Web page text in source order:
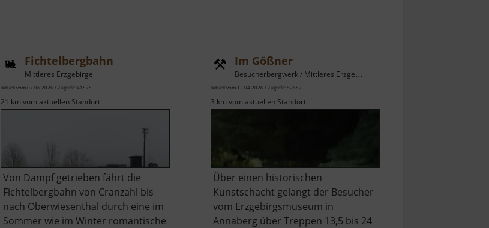
Fichtelbergbahn
Mittleres Erzgebirge
aktuell vom 07.06.2026 / Zugriffe: 41575
21 km vom aktuellen Standort
Von Dampf getrieben fährt die
Fichtelbergbahn von Cranzahl bis
nach Oberwiesenthal durch eine im
Sommer wie im Winter romantische
Im Gößner
Besucherbergwerk / Mittleres Erzgebirge
aktuell vom 12.04.2026 / Zugriffe: 52687
3 km vom aktuellen Standort
Über einen historischen
Kunstschacht gelangt der Besucher
vom Erzgebirgsmuseum in
Annaberg über Treppen 13,5 bis 24